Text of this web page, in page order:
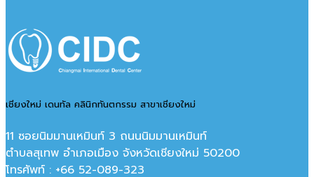
เชียงใหม่ เดนทัล คลินิกทันตกรรม สาขาเชียงใหม่
11 ซอยนิมมานเหมินท์ 3 ถนนนิมมานเหมินท์
ตำบลสุเทพ อำเภอเมือง จังหวัดเชียงใหม่ 50200
โทรศัพท์ : +66 52-089-323